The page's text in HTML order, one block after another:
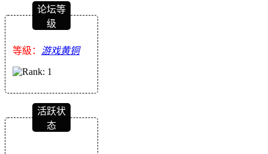
论坛等
级
等級： 游戏黄铜
活跃状
态